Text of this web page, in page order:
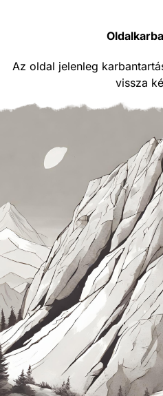
Az oldal jelenleg
vissza